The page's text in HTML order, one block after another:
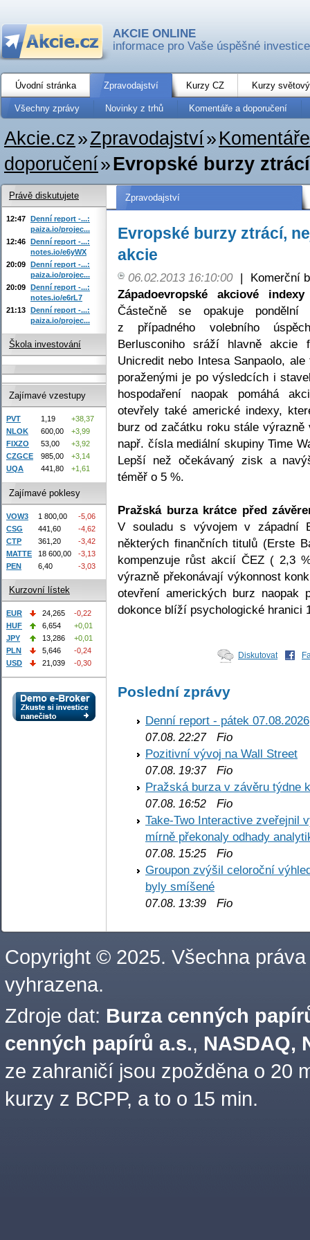
AKCIE ONLINE
informace pro Vaše úspěšné investice
Úvodní stránka Zpravodajství Kurzy CZ Kurzy
Všechny zprávy Novinky z trhů Komentáře a doporučení
Akcie.cz»Zpravodajství»
doporučení»Evropské burzy
Zpravodajství
Evropské burzy ztrácí,
akcie
06.02.2013 16:10:00 |
Komerční
Západoevropské akciové
Částečně se opakuje
z případného volebního
Berlusconiho sráží hlavně akcie
Unicredit nebo Intesa Sanpaolo,
poraženými je po výsledcích i
hospodaření naopak pomáhá
otevřely také americké indexy,
burz od začátku roku stále
např. čísla mediální skupiny Time
Lepší než očekávaný zisk a
téměř o 5 %.
Pražská burza krátce před
V souladu s vývojem v západní
některých finančních titulů (Erste
kompenzuje růst akcií ČEZ ( 2,3
výrazně překonávají výkonnost
otevření amerických burz naopak
dokonce blíží psychologické hranici
Diskutovat
Poslední zprávy
Denní report - pátek 07.08.2026
07.08. 22:27Fio
Pozitivní vývoj na Wall Street
07.08. 19:37Fio
Pražská burza v závěru týdne
07.08. 16:52 Fio
Take-Two Interactive zveřejnil
mírně překonaly odhady
07.08. 15:25 Fio
Groupon zvýšil celoroční
byly smíšené
07.08. 13:39 Fio
Právě diskutujete
12:47 Denní report -...:
paiza.io/projec...
12:46 Denní report -...:
notes.io/e6yWX
20:09 Denní report -...:
paiza.io/projec...
20:09 Denní report -...:
notes.io/e6rL7
21:13 Denní report -...:
paiza.io/projec...
Škola investování
Zajímavé vzestupy
PVT 1,19
+38,37
NLOK
600,00
+3,99
FIXZO
53,00
+3,92
CZGCE
985,00
+3,14
UQA
441,80 +1,61
Zajímavé poklesy
VOW3 1 800,00
-5,06
CSG
441,60
-4,62
CTP
361,20
-3,42
MATTE
18 600,00
-3,13
PEN
6,40 -3,03
Kurzovní lístek
EUR 24,265
-0,22
HUF
6,654
+0,01
JPY
13,286
+0,01
PLN
5,646
-0,24
USD
21,039 -0,30
Copyright © 2025. Všechna práva
vyhrazena.
Zdroje dat: Burza cenných
cenných papírů a.s., NASDAQ,
ze zahraničí jsou zpožděna o 20
kurzy z BCPP, a to o 15 min.